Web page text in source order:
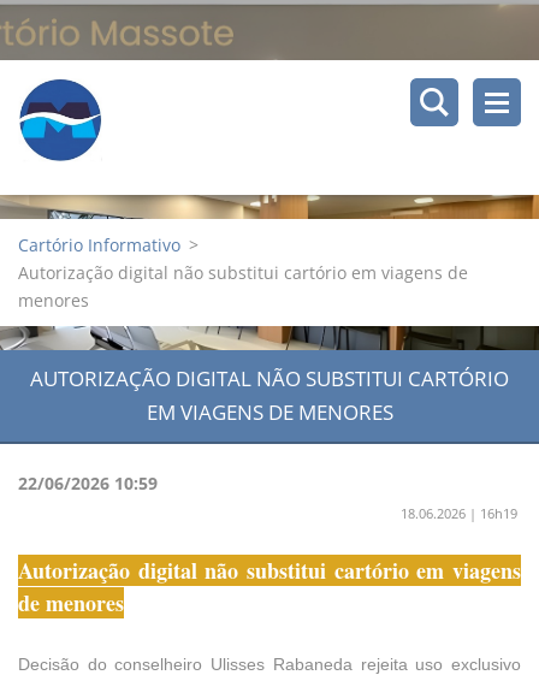
Cartório Informativo >
Autorização digital não substitui cartório em viagens de
menores
AUTORIZAÇÃO DIGITAL NÃO SUBSTITUI CARTÓRIO
EM VIAGENS DE MENORES
22/06/2026 10:59
18.06.2026 | 16h19
Autorização digital não substitui cartório em viagens
de menores
Decisão do conselheiro Ulisses Rabaneda rejeita uso exclusivo